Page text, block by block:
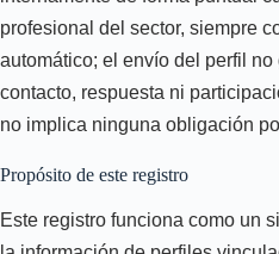
profesional del sector, siempre
automático; el envío del perfil
contacto, respuesta ni
no implica ninguna obligación
Propósito de este registro
Este registro funciona como un